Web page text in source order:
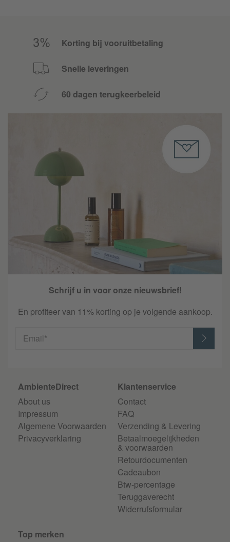
Korting bij vooruitbetaling
Snelle leveringen
60 dagen terugkeerbeleid
Schrijf u in voor onze nieuwsbrief!
En profiteer van 11% korting op je volgende aankoop.
Email*
AmbienteDirect
About us
Impressum
Algemene Voorwaarden
Privacyverklaring
Klantenservice
Contact
FAQ
Verzending & Levering
Betaalmoegelijkheden
& voorwaarden
Retourdocumenten
Cadeaubon
Btw-percentage
Teruggaverecht
Widerrufsformular
Top merken